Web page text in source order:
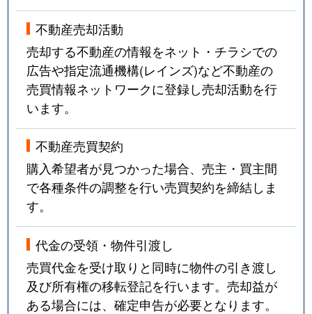
不動産売却活動
売却する不動産の情報をネット・チラシでの
広告や指定流通機構(レインズ)など不動産の
売買情報ネットワークに登録し売却活動を行
います。
不動産売買契約
購入希望者が見つかった場合、売主・買主間
で各種条件の調整を行い売買契約を締結しま
す。
代金の受領・物件引渡し
売買代金を受け取りと同時に物件の引き渡し
及び所有権の移転登記を行います。売却益が
ある場合には、確定申告が必要となります。